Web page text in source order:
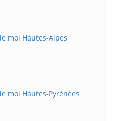
moi Hautes-Alpes
moi Hautes-Pyrénées